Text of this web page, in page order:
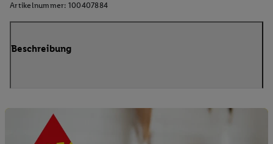
Artikelnummer: 100407884
Beschreibung